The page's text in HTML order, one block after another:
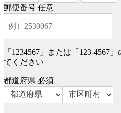
郵便番号 任意
「1234567」または「123-4567
てください
都道府県 必須